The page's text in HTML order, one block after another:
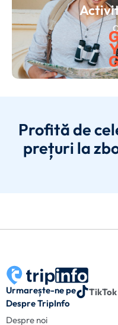
Profită de
prețuri la
Urmarește-ne pe
TikTok
Despre TripInfo
Despre noi